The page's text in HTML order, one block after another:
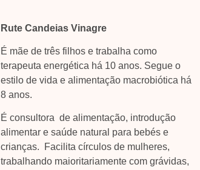
Rute Candeias Vinagre
É mãe de três filhos e trabalha como
terapeuta energética há 10 anos. Segue o
estilo de vida e alimentação macrobiótica há
8 anos.
É consultora de alimentação, introdução
alimentar e saúde natural para bebés e
crianças. Facilita círculos de mulheres,
trabalhando maioritariamente com grávidas,